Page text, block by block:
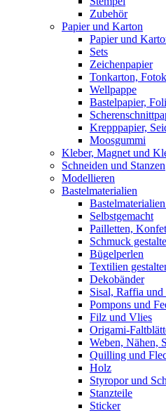
Zubehör
Papier und Karton
Papier und
Sets
Zeichenpapier
Tonkarton,
Wellpappe
Bastelpapier,
Krepppapier,
Moosgummi
Kleber, Magnet und
Schneiden und Stanzen
Modellieren
Bastelmaterialien
Selbstgemacht
Pailletten,
Schmuck
Bügelperlen
Textilien
Dekobänder
Sisal, Raffia
Pompons und
Filz und Vlies
Origami-
Weben, Nähen,
Quilling und
Holz
Styropor und
Stanzteile
Sticker